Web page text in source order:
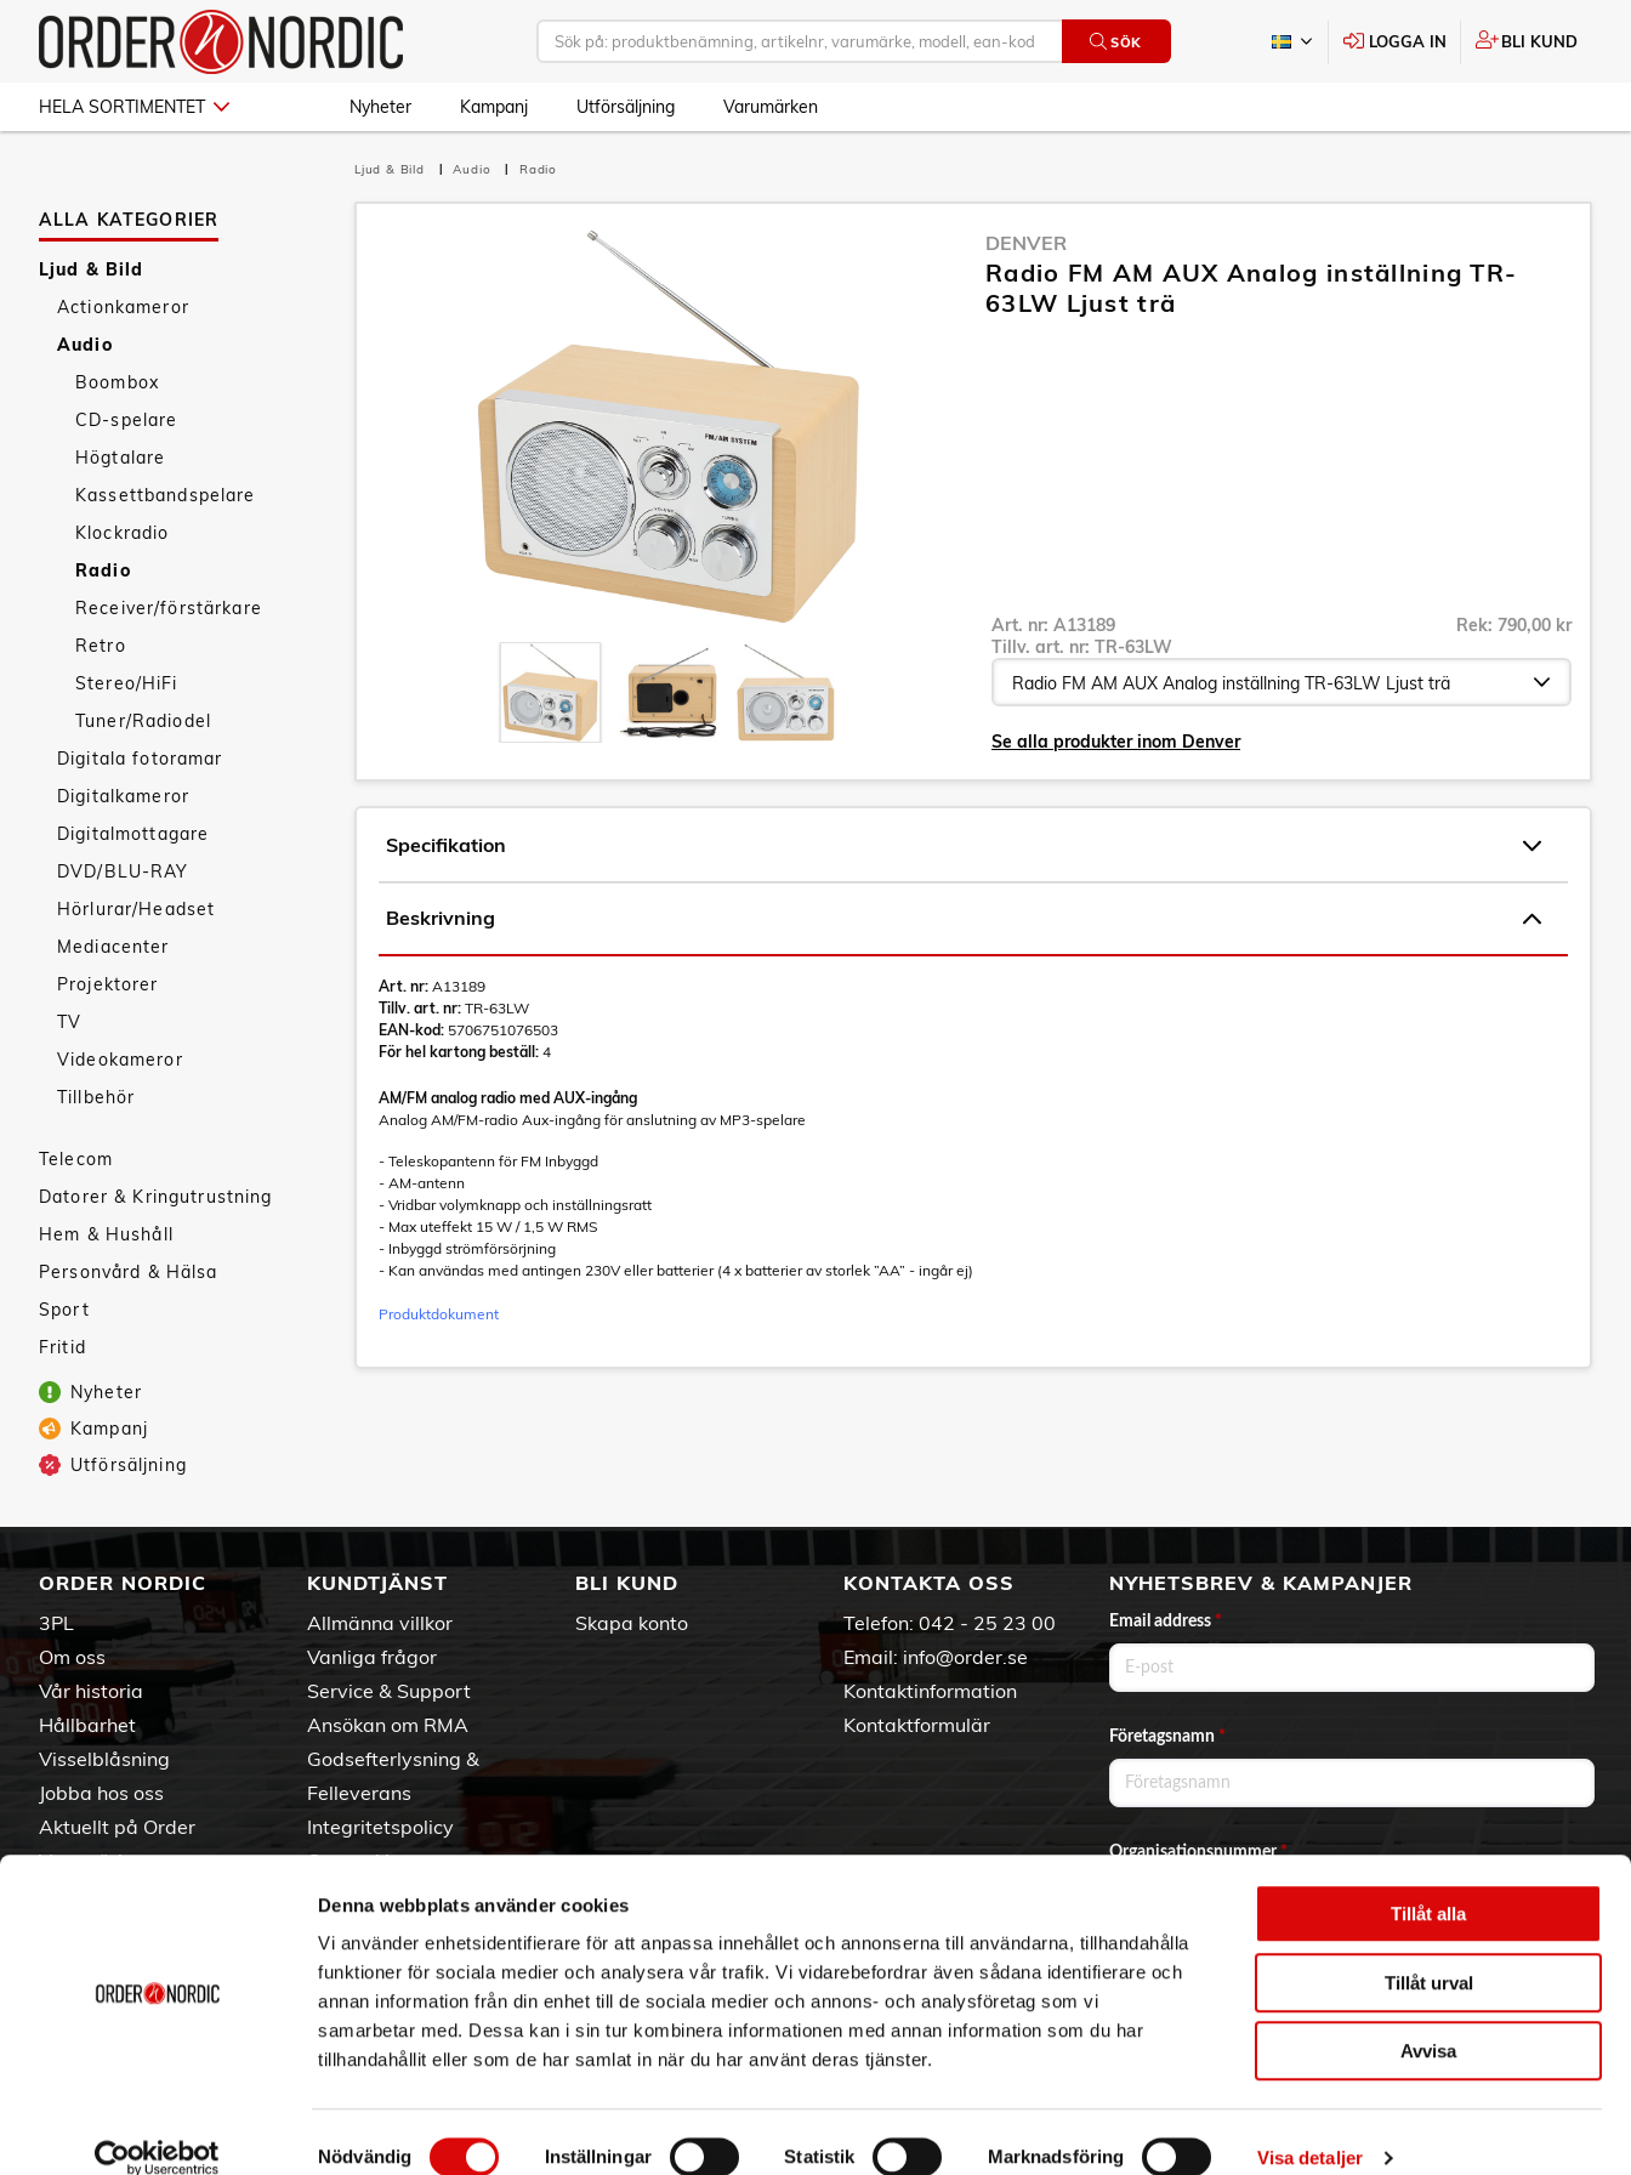
Denna webbplats använder cookies
Vi använder enhetsidentifierare för att anpassa innehållet och annonserna till användarna, tillhandahålla
funktioner för sociala medier och analysera vår trafik. Vi vidarebefordrar även sådana identifierare och
annan information från din enhet till de sociala medier och annons- och analysföretag som vi
samarbetar med. Dessa kan i sin tur kombinera informationen med annan information som du har
tillhandahållit eller som de har samlat in när du har använt deras tjänster.
Samtyckesval
Nödvändig Inställningar Statistik Marknadsföring Visa detaljer
Tillåt alla
Tillåt urval
Avvisa
SÖK LOGGA IN BLI KUND
HELA SORTIMENTET Nyheter Kampanj Utförsäljning Varumärken
ALLA KATEGORIER
Ljud & Bild
Actionkameror
Audio
Boombox
CD-spelare
Högtalare
Kassettbandspelare
Klockradio
Radio
Receiver/förstärkare
Retro
Stereo/HiFi
Tuner/Radiodel
Digitala fotoramar
Digitalkameror
Digitalmottagare
DVD/BLU-RAY
Hörlurar/Headset
Mediacenter
Projektorer
TV
Videokameror
Tillbehör
Telecom
Datorer & Kringutrustning
Hem & Hushåll
Personvård & Hälsa
Sport
Fritid
Nyheter
Kampanj
Utförsäljning
Ljud & Bild Audio Radio
DENVER
Radio FM AM AUX Analog inställning TR-
63LW Ljust trä
Art. nr: A13189
Tillv. art. nr: TR-63LW
Rek: 790,00 kr
Se alla produkter inom Denver
Specifikation
Beskrivning
Art. nr: A13189
Tillv. art. nr: TR-63LW
EAN-kod: 5706751076503
För hel kartong beställ: 4
AM/FM analog radio med AUX-ingång
Analog AM/FM-radio Aux-ingång för anslutning av MP3-spelare
- Teleskopantenn för FM Inbyggd
- AM-antenn
- Vridbar volymknapp och inställningsratt
- Max uteffekt 15 W / 1,5 W RMS
- Inbyggd strömförsörjning
- Kan användas med antingen 230V eller batterier (4 x batterier av storlek ”AA” - ingår ej)
Produktdokument
ORDER NORDIC
3PL
Om oss
Vår historia
Hållbarhet
Visselblåsning
Jobba hos oss
Aktuellt på Order
Varumärken
KUNDTJÄNST
Allmänna villkor
Vanliga frågor
Service & Support
Ansökan om RMA
Godsefterlysning &
Felleverans
Integritetspolicy
Om cookies
BLI KUND
Skapa konto
KONTAKTA OSS
Telefon: 042 - 25 23 00
Email: info@order.se
Kontaktinformation
Kontaktformulär
NYHETSBREV & KAMPANJER
Email address *
Företagsnamn *
Organisationsnummer*
Ja, jag vill prenumerera på nyhetsbrevet.
Copyright © 2026 Order Nordic